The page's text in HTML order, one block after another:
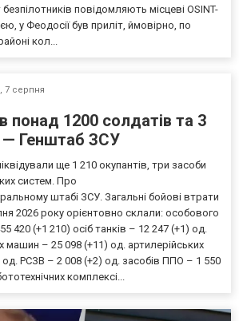
повідомляють місцеві OSINT-
у Феодосії був приліт, ймовірно, по
кол...
7 серпня
понад 1200 солдатів та 3
Генштаб ЗСУ
ще 1 210 окупантів, три засоби
систем. Про
штабі ЗСУ. Загальні бойові втрати
2026 року орієнтовно склали: особового
420 (+1 210) осіб танків – 12 247 (+1) од.
машин – 25 098 (+11) од. артилерійських
од. РСЗВ – 2 008 (+2) од. засобів ППО – 1 550
комплексі...